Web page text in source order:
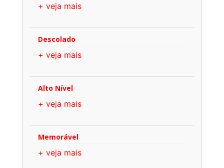
+ veja mais
Descolado
+ veja mais
Alto Nível
+ veja mais
Memorável
+ veja mais